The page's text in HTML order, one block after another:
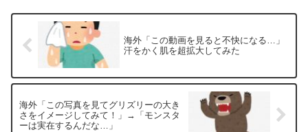
海外「この動画を見ると不快になる…」
汗をかく肌を超拡大してみた
海外「この写真を見てグリズリーの大き
さをイメージしてみて！」→「モンスタ
ーは実在するんだな…」